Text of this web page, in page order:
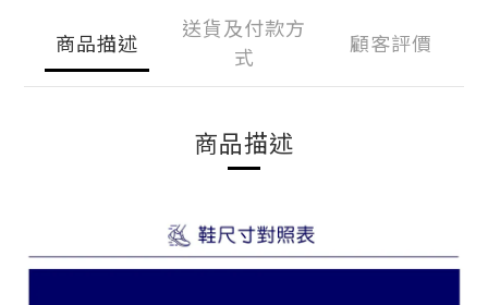
商品描述
送貨及付款方
式
顧客評價
商品描述